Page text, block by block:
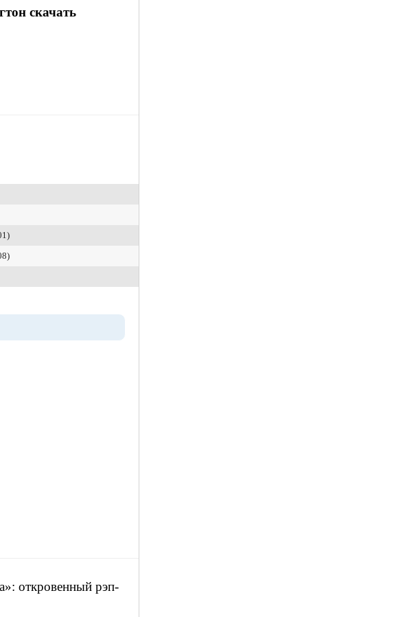
скачать
откровенный рэп-